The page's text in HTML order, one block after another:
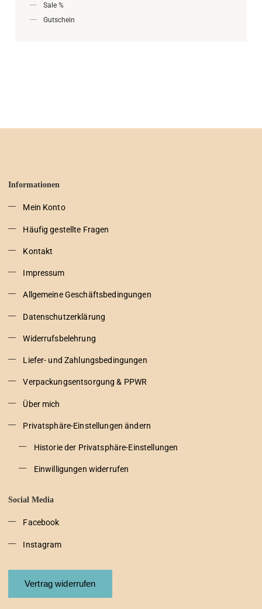
Sale %
Gutschein
Informationen
Mein Konto
Häufig gestellte Fragen
Kontakt
Impressum
Allgemeine Geschäftsbedingungen
Datenschutzerklärung
Widerrufsbelehrung
Liefer- und Zahlungsbedingungen
Verpackungsentsorgung & PPWR
Über mich
Privatsphäre-Einstellungen ändern
Historie der Privatsphäre-Einstellungen
Einwilligungen widerrufen
Social Media
Facebook
Instagram
Vertrag widerrufen